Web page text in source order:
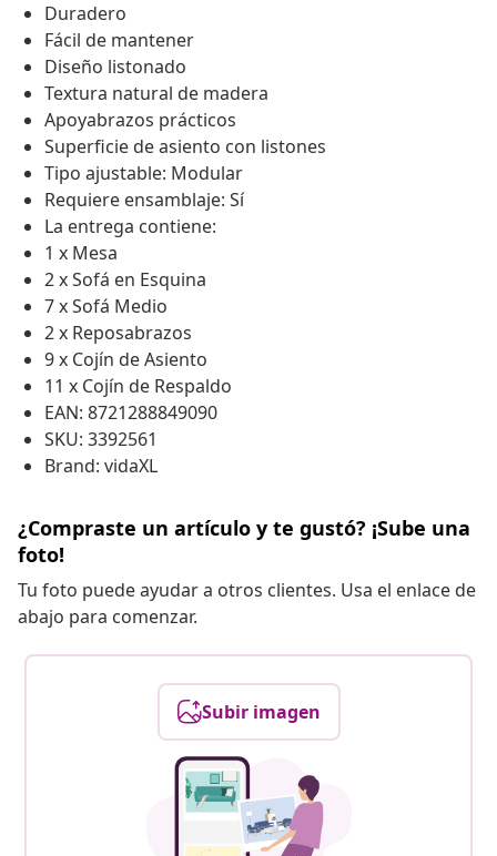
Duradero
Fácil de mantener
Diseño listonado
Textura natural de madera
Apoyabrazos prácticos
Superficie de asiento con listones
Tipo ajustable: Modular
Requiere ensamblaje: Sí
La entrega contiene:
1 x Mesa
2 x Sofá en Esquina
7 x Sofá Medio
2 x Reposabrazos
9 x Cojín de Asiento
11 x Cojín de Respaldo
EAN: 8721288849090
SKU: 3392561
Brand: vidaXL
¿Compraste un artículo y te gustó? ¡Sube una
foto!
Tu foto puede ayudar a otros clientes. Usa el enlace de
abajo para comenzar.
Subir imagen